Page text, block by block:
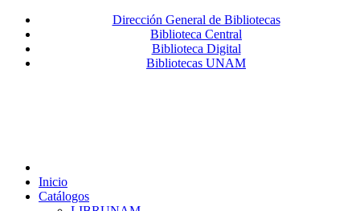
Dirección General de Bibliotecas
Biblioteca Central
Biblioteca Digital
Bibliotecas UNAM
Inicio
Catálogos